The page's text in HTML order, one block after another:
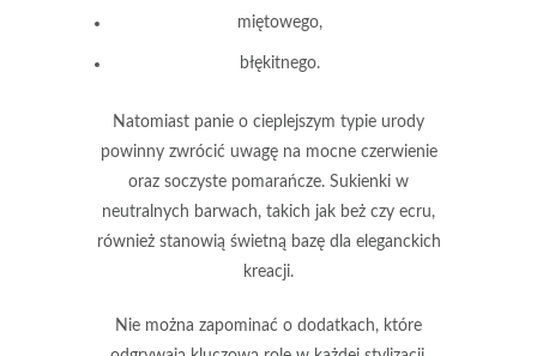
miętowego,
błękitnego.
Natomiast panie o cieplejszym typie urody
powinny zwrócić uwagę na mocne czerwienie
oraz soczyste pomarańcze. Sukienki w
neutralnych barwach, takich jak beż czy ecru,
również stanowią świetną bazę dla eleganckich
kreacji.
Nie można zapominać o dodatkach, które